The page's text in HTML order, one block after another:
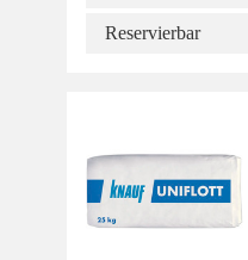
Reservierbar